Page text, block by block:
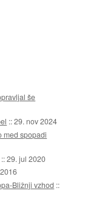
še
::29. nov 2024
med spopadi
::29. jul 2020
Bližnji vzhod ::